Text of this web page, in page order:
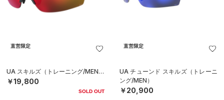
直営限定
UA スキルズ（トレーニング/MEN）
￥19,800
SOLD OUT
直営限定
UA チューンド スキルズ（トレーニ
ング/MEN）
￥20,900